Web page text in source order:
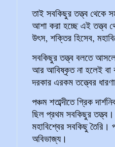
তাই সবকিছুর তত্ত্ব থেকে
আশা করা হচ্ছে এই তত্ত্ব
উৎস, শক্তির হিসেব,
সবকিছুর তত্ত্ব বলতে
আর আবিষ্কৃত না হলেই বা
দরকার এরকম তত্ত্বের
পঞ্চম শতাব্দীতে গ্রিক
ছিল প্রথম সবকিছুর তত্ত্ব।
মহাবিশ্বের সবকিছু তৈরি।
অবিভাজ্য।